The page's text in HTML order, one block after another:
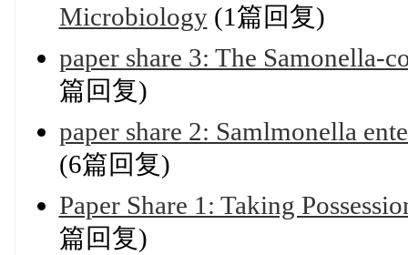
Microbiology(1篇回复)
paper share 3: The
篇回复)
paper share 2: Samlmonella
(6篇回复)
Paper Share 1: Taking
篇回复)